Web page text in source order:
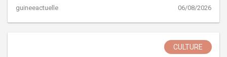
guineeactuelle 06/08/2026
CULTURE